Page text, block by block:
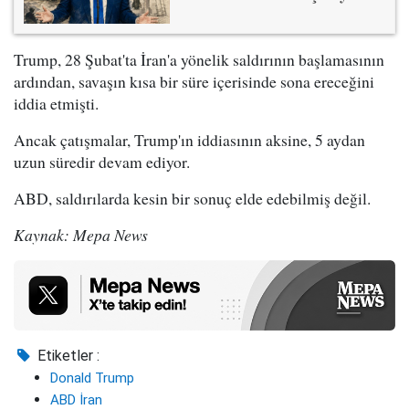
Trump, 28 Şubat'ta İran'a yönelik saldırının başlamasının
ardından, savaşın kısa bir süre içerisinde sona ereceğini
iddia etmişti.
Ancak çatışmalar, Trump'ın iddiasının aksine, 5 aydan
uzun süredir devam ediyor.
ABD, saldırılarda kesin bir sonuç elde edebilmiş değil.
Kaynak: Mepa News
Etiketler :
Donald Trump
ABD İran